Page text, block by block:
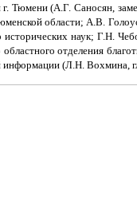
Тюмени (А.Г. Саносян,
области; А.В.
наук; Г.Н.
отделения
(Л.Н. Вохмина,